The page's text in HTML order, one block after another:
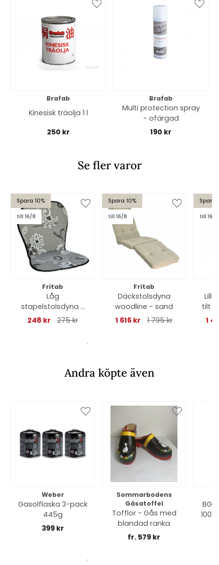
Brafab
Kinesisk träolja 1 l
250 kr
Brafab
Multi protection spray
- ofärgad
190 kr
Se fler varor
Spara 10%
till 16/8
Fritab
Låg
stapelstolsdyna -
flower
248 kr 275 kr
Spara 10%
till 16/8
Fritab
Däckstolsdyna
woodline - sand
1 616 kr
1 795 kr
Spara
till 16/8
tilt
1
Andra köpte även
Weber
Gasolflaska 3-pack
445g
399 kr
Sommarbodens
Gåsatoffel
Tofflor - Gås med
blandad ranka
fr. 579 kr